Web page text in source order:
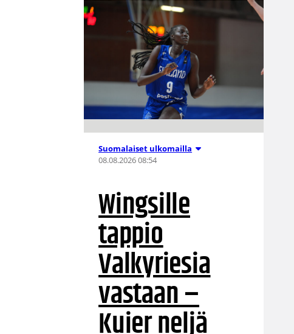
Suomalaiset ulkomailla
08.08.2026 08:54
Wingsille
tappio
Valkyriesia
vastaan –
Kuier neljä